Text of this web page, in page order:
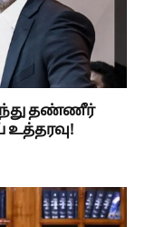
தண்ணீர்
உத்தரவு!